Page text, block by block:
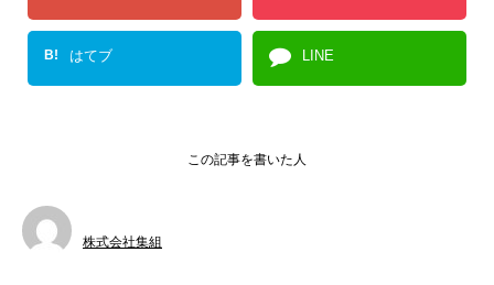
B! はてブ LINE
この記事を書いた人
株式会社集組